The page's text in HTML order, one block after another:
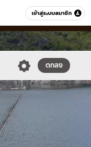
เข้าสู่ระบบสมาชิก
หมวดอื่นๆ
ตกลง